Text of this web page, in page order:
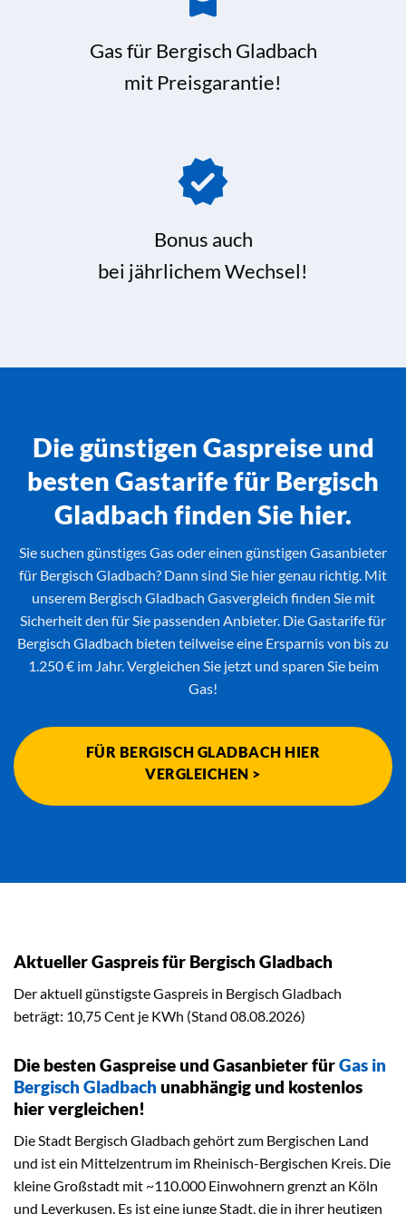
Gas für Bergisch Gladbach
mit Preisgarantie!
Bonus auch
bei jährlichem Wechsel!
Die günstigen Gaspreise und
besten Gastarife für Bergisch
Gladbach finden Sie hier.
Sie suchen günstiges Gas oder einen günstigen Gasanbieter
für Bergisch Gladbach? Dann sind Sie hier genau richtig. Mit
unserem Bergisch Gladbach Gasvergleich finden Sie mit
Sicherheit den für Sie passenden Anbieter. Die Gastarife für
Bergisch Gladbach bieten teilweise eine Ersparnis von bis zu
1.250 € im Jahr. Vergleichen Sie jetzt und sparen Sie beim
Gas!
FÜR BERGISCH GLADBACH HIER
VERGLEICHEN >
Aktueller Gaspreis für Bergisch Gladbach
Der aktuell günstigste Gaspreis in Bergisch Gladbach
beträgt: 10,75 Cent je KWh (Stand 08.08.2026)
Die besten Gaspreise und Gasanbieter fürGas in
Bergisch Gladbach unabhängig und kostenlos
hier vergleichen!
Die Stadt Bergisch Gladbach gehört zum Bergischen Land
und ist ein Mittelzentrum im Rheinisch-Bergischen Kreis. Die
kleine Großstadt mit ~110.000 Einwohnern grenzt an Köln
und Leverkusen. Es ist eine junge Stadt, die in ihrer heutigen